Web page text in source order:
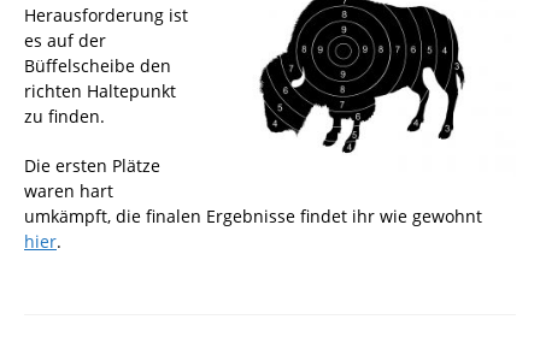
Herausforderung ist
es auf der
Büffelscheibe den
richten Haltepunkt
zu finden.
Die ersten Plätze
waren hart
umkämpft, die finalen Ergebnisse findet ihr wie gewohnt
hier.